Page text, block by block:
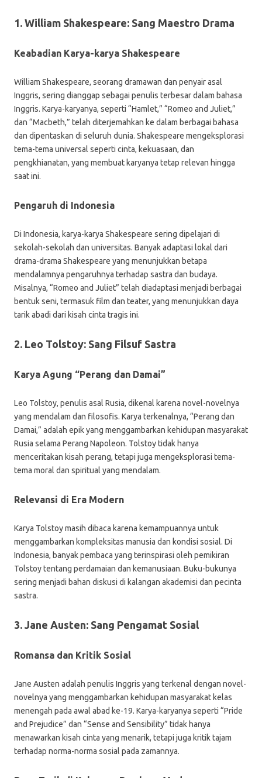
1. William Shakespeare: Sang Maestro Drama
Keabadian Karya-karya Shakespeare
William Shakespeare, seorang dramawan dan penyair asal
Inggris, sering dianggap sebagai penulis terbesar dalam bahasa
Inggris. Karya-karyanya, seperti “Hamlet,” “Romeo and Juliet,”
dan “Macbeth,” telah diterjemahkan ke dalam berbagai bahasa
dan dipentaskan di seluruh dunia. Shakespeare mengeksplorasi
tema-tema universal seperti cinta, kekuasaan, dan
pengkhianatan, yang membuat karyanya tetap relevan hingga
saat ini.
Pengaruh di Indonesia
Di Indonesia, karya-karya Shakespeare sering dipelajari di
sekolah-sekolah dan universitas. Banyak adaptasi lokal dari
drama-drama Shakespeare yang menunjukkan betapa
mendalamnya pengaruhnya terhadap sastra dan budaya.
Misalnya, “Romeo and Juliet” telah diadaptasi menjadi berbagai
bentuk seni, termasuk film dan teater, yang menunjukkan daya
tarik abadi dari kisah cinta tragis ini.
2. Leo Tolstoy: Sang Filsuf Sastra
Karya Agung “Perang dan Damai”
Leo Tolstoy, penulis asal Rusia, dikenal karena novel-novelnya
yang mendalam dan filosofis. Karya terkenalnya, “Perang dan
Damai,” adalah epik yang menggambarkan kehidupan masyarakat
Rusia selama Perang Napoleon. Tolstoy tidak hanya
menceritakan kisah perang, tetapi juga mengeksplorasi tema-
tema moral dan spiritual yang mendalam.
Relevansi di Era Modern
Karya Tolstoy masih dibaca karena kemampuannya untuk
menggambarkan kompleksitas manusia dan kondisi sosial. Di
Indonesia, banyak pembaca yang terinspirasi oleh pemikiran
Tolstoy tentang perdamaian dan kemanusiaan. Buku-bukunya
sering menjadi bahan diskusi di kalangan akademisi dan pecinta
sastra.
3. Jane Austen: Sang Pengamat Sosial
Romansa dan Kritik Sosial
Jane Austen adalah penulis Inggris yang terkenal dengan novel-
novelnya yang menggambarkan kehidupan masyarakat kelas
menengah pada awal abad ke-19. Karya-karyanya seperti “Pride
and Prejudice” dan “Sense and Sensibility” tidak hanya
menawarkan kisah cinta yang menarik, tetapi juga kritik tajam
terhadap norma-norma sosial pada zamannya.